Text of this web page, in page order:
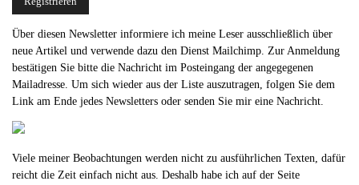
Über diesen Newsletter informiere ich meine Leser ausschließlich über
neue Artikel und verwende dazu den Dienst Mailchimp. Zur Anmeldung
bestätigen Sie bitte die Nachricht im Posteingang der angegegenen
Mailadresse. Um sich wieder aus der Liste auszutragen, folgen Sie dem
Link am Ende jedes Newsletters oder senden Sie mir eine Nachricht.
Viele meiner Beobachtungen werden nicht zu ausführlichen Texten, dafür
reicht die Zeit einfach nicht aus. Deshalb habe ich auf der Seite